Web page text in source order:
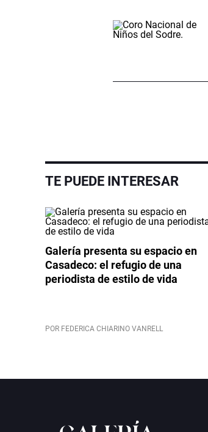
TE PUEDE INTERESAR
Galería presenta su espacio en
Casadeco: el refugio de una
periodista de estilo de vida
POR FEDERICA CHIARINO VANRELL